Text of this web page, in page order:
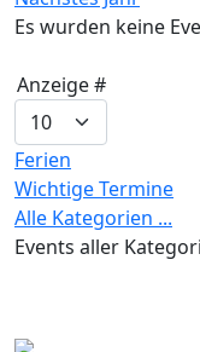
Es wurden keine
Anzeige #
Ferien
Wichtige Termine
Alle Kategorien ...
Events aller